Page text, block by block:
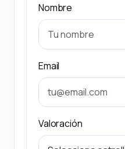
Nombre
Email
Valoración